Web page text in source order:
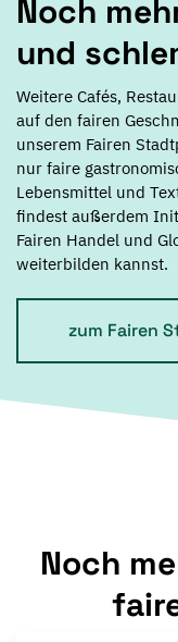
Noch
und
Weitere Cafés,
auf den fairen
unserem Fairen
nur faire
Lebensmittel und
findest außerdem
Fairen Handel und
weiterbilden kannst.
zum Fairen
Noch